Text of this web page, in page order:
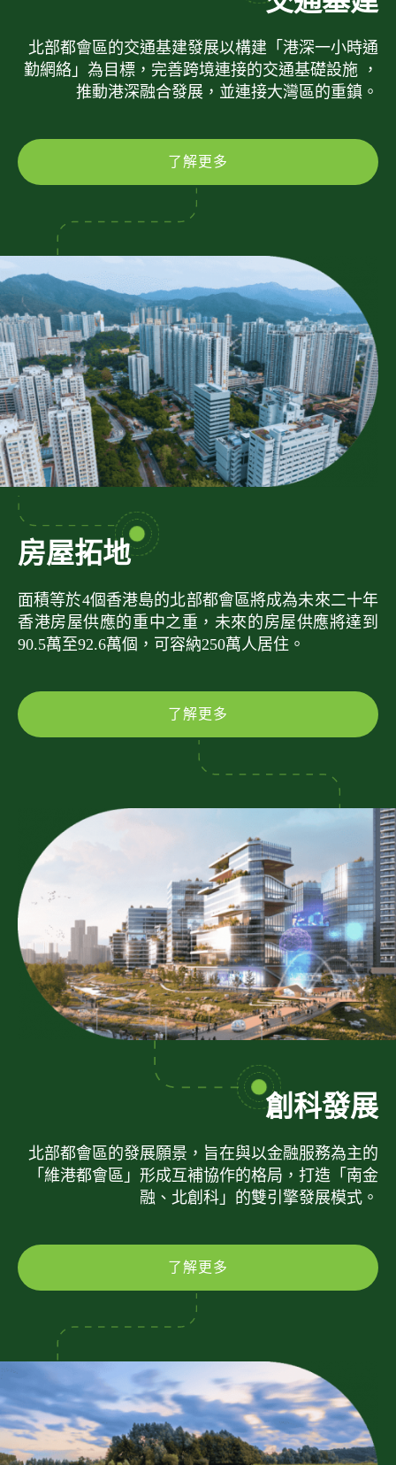
北部都會區的交通基建發展以構建「港深一小時通
勤網絡」為目標，完善跨境連接的交通基礎設施 ，
推動港深融合發展，並連接大灣區的重鎮。
了解更多
房屋拓地
面積等於4個香港島的北部都會區將成為未來二十年
香港房屋供應的重中之重，未來的房屋供應將達到
90.5萬至92.6萬個，可容納250萬人居住。
了解更多
創科發展
北部都會區的發展願景，旨在與以金融服務為主的
「維港都會區」形成互補協作的格局，打造「南金
融、北創科」的雙引擎發展模式。
了解更多